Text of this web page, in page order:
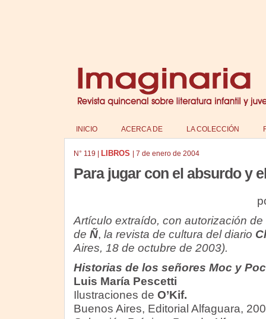
INICIO ACERCA DE LA COLECCIÓN
N° 119 LIBROS 7 de enero de 2004
Para jugar con el absurdo y
Artículo extraído, con autorización
de Ñ, la revista de cultura del diario
Aires, 18 de octubre de 2003).
Historias de los señores Moc y Poc
Luis María Pescetti
Ilustraciones de O’Kif.
Buenos Aires, Editorial Alfaguara,